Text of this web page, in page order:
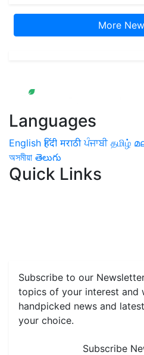
More
Languages
English हिंदी मराठी ਪੰਜਾਬੀ தமிழ்
অসমীয়া తెలుగు
Quick Links
Subscribe to our
topics of your interest and
handpicked news and
your choice.
Subscribe